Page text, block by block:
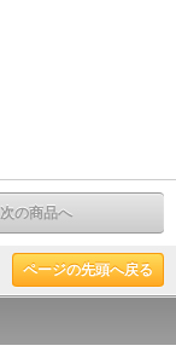
次の商品へ
ページの先頭へ戻る